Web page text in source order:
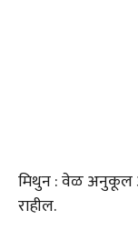
मिथुन : वेळ अनुकूल
राहील.